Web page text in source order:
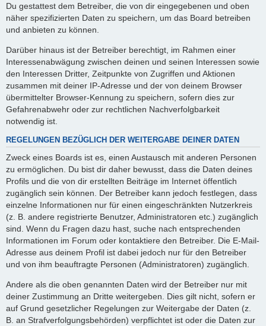
Du gestattest dem Betreiber, die von dir eingegebenen und oben
näher spezifizierten Daten zu speichern, um das Board betreiben
und anbieten zu können.
Darüber hinaus ist der Betreiber berechtigt, im Rahmen einer
Interessenabwägung zwischen deinen und seinen Interessen sowie
den Interessen Dritter, Zeitpunkte von Zugriffen und Aktionen
zusammen mit deiner IP-Adresse und der von deinem Browser
übermittelter Browser-Kennung zu speichern, sofern dies zur
Gefahrenabwehr oder zur rechtlichen Nachverfolgbarkeit
notwendig ist.
REGELUNGEN BEZÜGLICH DER WEITERGABE DEINER DATEN
Zweck eines Boards ist es, einen Austausch mit anderen Personen
zu ermöglichen. Du bist dir daher bewusst, dass die Daten deines
Profils und die von dir erstellten Beiträge im Internet öffentlich
zugänglich sein können. Der Betreiber kann jedoch festlegen, dass
einzelne Informationen nur für einen eingeschränkten Nutzerkreis
(z. B. andere registrierte Benutzer, Administratoren etc.) zugänglich
sind. Wenn du Fragen dazu hast, suche nach entsprechenden
Informationen im Forum oder kontaktiere den Betreiber. Die E-Mail-
Adresse aus deinem Profil ist dabei jedoch nur für den Betreiber
und von ihm beauftragte Personen (Administratoren) zugänglich.
Andere als die oben genannten Daten wird der Betreiber nur mit
deiner Zustimmung an Dritte weitergeben. Dies gilt nicht, sofern er
auf Grund gesetzlicher Regelungen zur Weitergabe der Daten (z.
B. an Strafverfolgungsbehörden) verpflichtet ist oder die Daten zur